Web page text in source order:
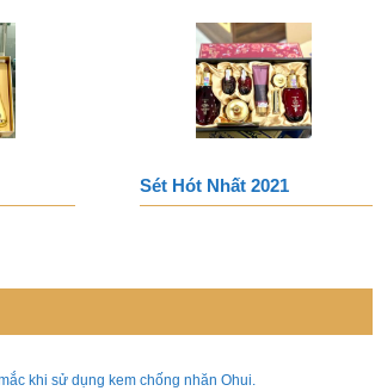
Sét Hót Nhất 2021
khi sử dụng kem chống nhăn Ohui.